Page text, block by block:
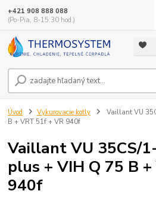
+421 908 888 088
(Po-Pia, 8-15:30 hod.)
Úvod Vykurovacie kotly
Vaillant VU
B + VRT 51f + VR 940f
Vaillant VU 35CS/
plus + VIH Q 75 B
940f